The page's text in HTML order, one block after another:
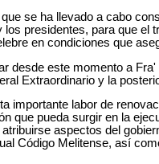
se ha llevado a cabo
presidentes, para que el
en condiciones que
desde este momento a
Extraordinario y la
importante labor de
que pueda surgir en la
aspectos del
Código Melitense, así